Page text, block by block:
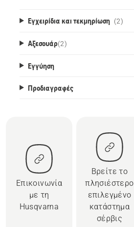
Εγχειρίδια και τεκμηρίωση (2)
Αξεσουάρ(2)
Εγγύηση
Προδιαγραφές
Επικοινωνία
με τη
Husqvarna
Βρείτε το
πλησιέστερο
επιλεγμένο
κατάστημα
σέρβις